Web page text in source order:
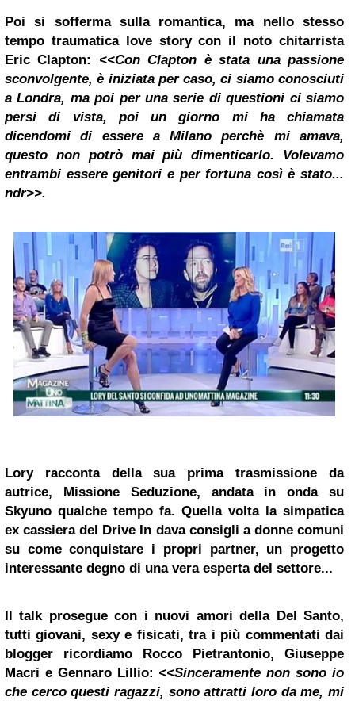
Poi si sofferma sulla romantica, ma nello stesso
tempo traumatica love storycon il noto chitarrista
Eric Clapton: <<Con Clapton è stata una passione
sconvolgente, è iniziata per caso, ci siamo conosciuti
a Londra, ma poi per una serie di questioni ci siamo
persi di vista, poi un giorno mi ha chiamata
dicendomi di essere aMilano perchè mi amava,
questo non potrò mai più dimenticarlo. Volevamo
entrambi essere genitori e per fortuna così è stato...
ndr>>.
Lory racconta della sua prima trasmissione da
autrice, Missione Seduzione, andata in onda su
Skyuno qualche tempo fa. Quella volta la simpatica
ex cassiera del
Drive In dava consigli a donne comuni
su come conquistare i propri partner, un progetto
interessante degno di una vera esperta del settore...
Il talk prosegue con i nuovi amori della Del Santo,
tutti giovani, sexy e fisicati, tra i più commentati dai
blogger ricordiamo Rocco Pietrantonio, Giuseppe
Macri e Gennaro Lillio: <<Sinceramente non sono io
che cerco questi ragazzi, sono attratti loro da me, mi